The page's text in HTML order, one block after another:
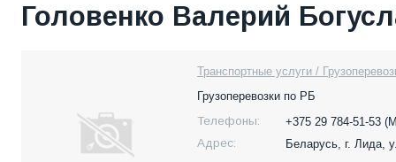
Головенко Валерий
Транспортные услуги /
Грузоперевозки по РБ
Телефоны:
+375 29 784-51-53
Адрес:
Беларусь, г. Лида,